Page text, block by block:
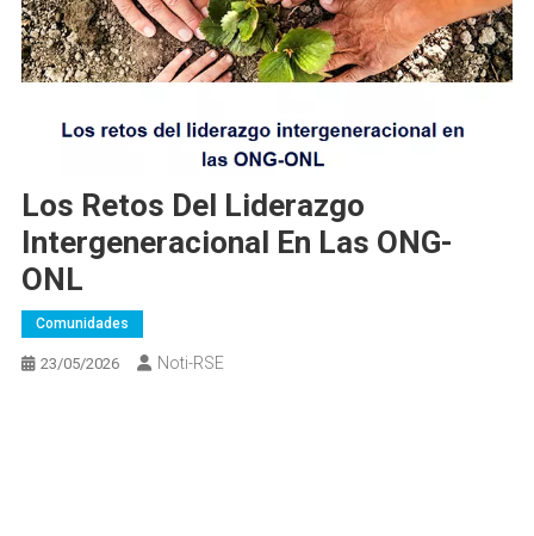
Los Retos Del Liderazgo
Intergeneracional En Las ONG-
ONL
Comunidades
23/05/2026 Noti-RSE